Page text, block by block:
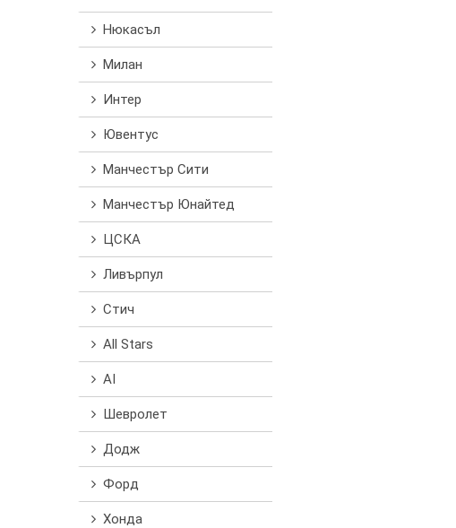
Нюкасъл
Милан
Интер
Ювентус
Манчестър Сити
Манчестър Юнайтед
ЦСКА
Ливърпул
Стич
All Stars
AI
Шевролет
Додж
Форд
Хонда